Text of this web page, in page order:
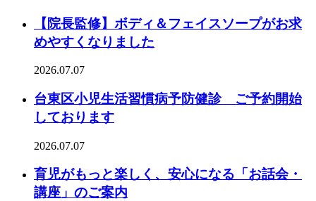
【院長監修】ボディ＆フェイスソープがお求
めやすくなりました
2026.07.07
台東区小児生活習慣病予防健診 ご予約開始
しております
2026.07.07
育児がもっと楽しく、安心になる「お話会・
講座」のご案内